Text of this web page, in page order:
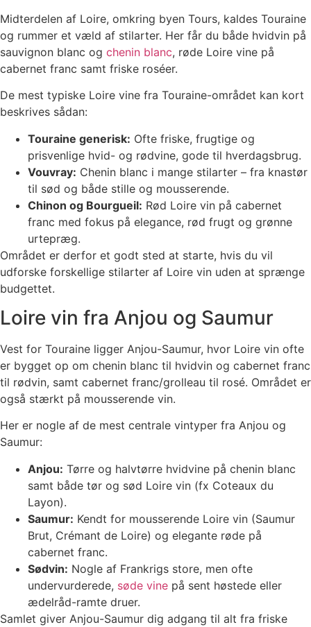
Midterdelen af Loire, omkring byen Tours, kaldes Touraine
og rummer et væld af stilarter. Her får du både hvidvin på
sauvignon blanc og chenin blanc, røde Loire vine på
cabernet franc samt friske roséer.
De mest typiske Loire vine fra Touraine-området kan kort
beskrives sådan:
Touraine generisk: Ofte friske, frugtige og
prisvenlige hvid- og rødvine, gode til hverdagsbrug.
Vouvray: Chenin blanc i mange stilarter – fra knastør
til sød og både stille og mousserende.
Chinon og Bourgueil: Rød Loire vin på cabernet
franc med fokus på elegance, rød frugt og grønne
urtepræg.
Området er derfor et godt sted at starte, hvis du vil
udforske forskellige stilarter af Loire vin uden at sprænge
budgettet.
Loire vin fra Anjou og Saumur
Vest for Touraine ligger Anjou-Saumur, hvor Loire vin ofte
er bygget op om chenin blanc til hvidvin og cabernet franc
til rødvin, samt cabernet franc/grolleau til rosé. Området er
også stærkt på mousserende vin.
Her er nogle af de mest centrale vintyper fra Anjou og
Saumur:
Anjou: Tørre og halvtørre hvidvine på chenin blanc
samt både tør og sød Loire vin (fx Coteaux du
Layon).
Saumur: Kendt for mousserende Loire vin (Saumur
Brut, Crémant de Loire) og elegante røde på
cabernet franc.
Sødvin: Nogle af Frankrigs store, men ofte
undervurderede, søde vine på sent høstede eller
ædelråd-ramte druer.
Samlet giver Anjou-Saumur dig adgang til alt fra friske